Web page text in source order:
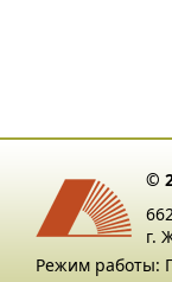
©
г.
Режим работы: